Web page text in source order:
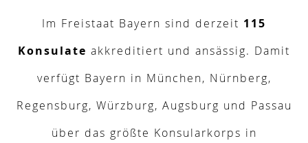
Im Freistaat Bayern sind derzeit 115
Konsulate akkreditiert und ansässig. Damit
verfügt Bayern in München, Nürnberg,
Regensburg, Würzburg, Augsburg und Passau
über das größte Konsularkorps in